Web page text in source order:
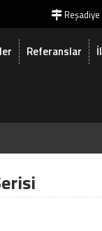
Referanslar